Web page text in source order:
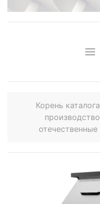
Корень каталога
производство